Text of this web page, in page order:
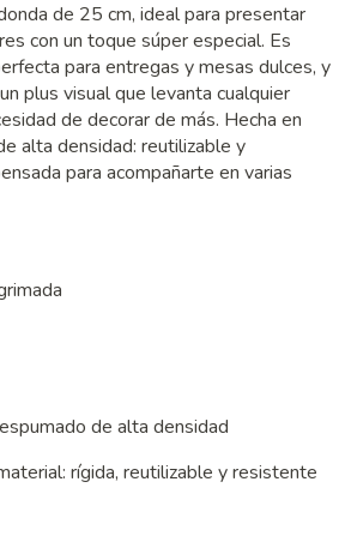
de 25 cm, ideal para presentar
con un toque súper especial. Es
para entregas y mesas dulces, y
plus visual que levanta cualquier
de decorar de más. Hecha en
alta densidad: reutilizable y
para acompañarte en varias
de alta densidad
rígida, reutilizable y resistente